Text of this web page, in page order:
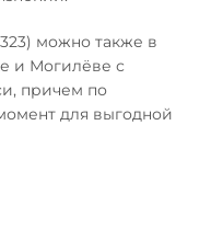
можно также в
и Могилёве с
причем по
для выгодной